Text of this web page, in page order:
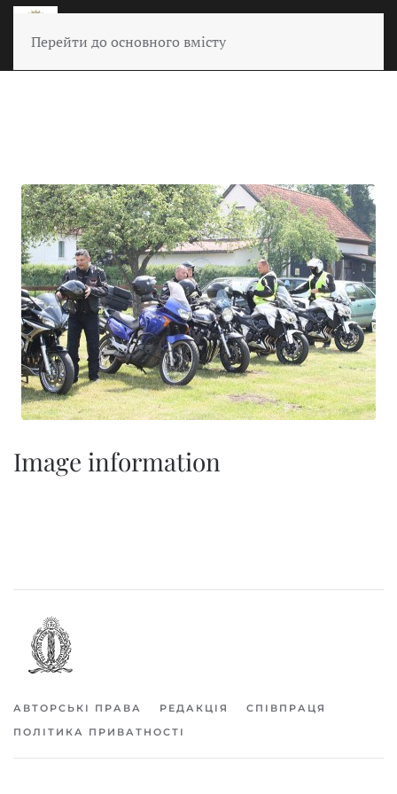
Перейти до основного вмісту
Image information
АВТОРСЬКІ ПРАВА РЕДАКЦІЯ
СПІВПРАЦЯ
ПОЛІТИКА ПРИВАТНОСТІ